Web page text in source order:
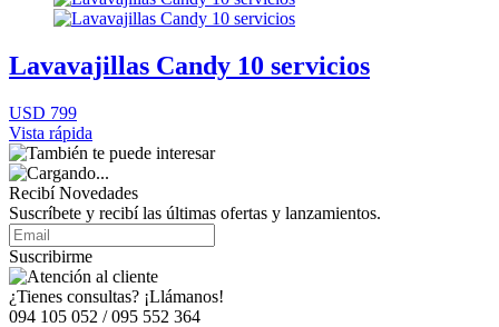
Lavavajillas Candy 10 servicios
USD 799
Vista rápida
Recibí Novedades
Suscríbete y recibí las últimas ofertas y lanzamientos.
Suscribirme
¿Tienes consultas? ¡Llámanos!
094 105 052 / 095 552 364